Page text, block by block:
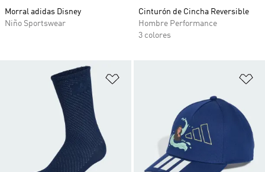
Morral adidas Disney
Niño Sportswear
Cinturón de Cincha Reversible
Hombre Performance
3 colores